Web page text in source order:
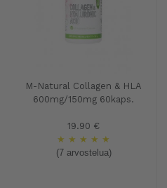
M-Natural Collagen & HLA
600mg/150mg 60kaps.
19.90 €
★ ★ ★ ★ ★
(7 arvostelua)